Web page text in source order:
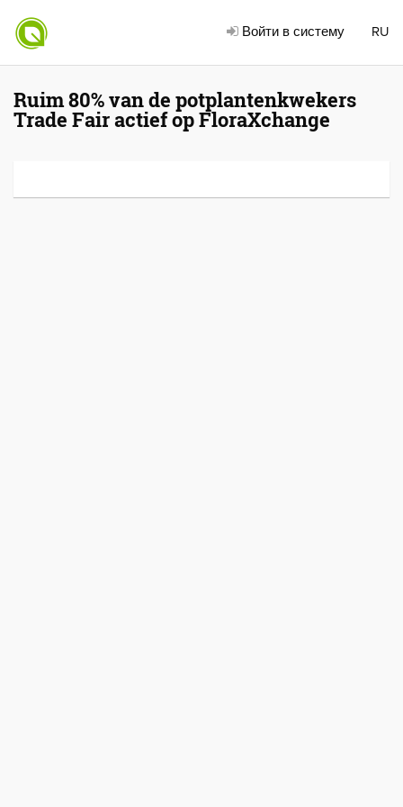
Войти в систему RU
Ruim 80% van de potplantenkwekers
Trade Fair actief op FloraXchange